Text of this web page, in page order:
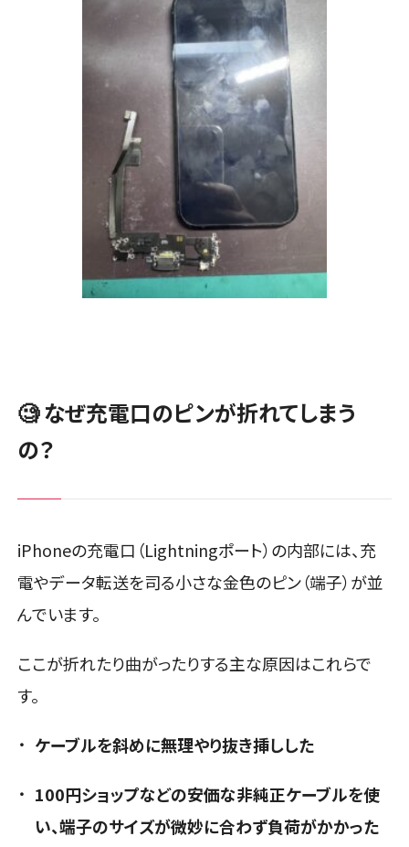
🧐 なぜ充電口のピンが折れてしまう
の？
iPhoneの充電口（Lightningポート）の内部には、充
電やデータ転送を司る小さな金色のピン（端子）が並
んでいます。
ここが折れたり曲がったりする主な原因はこれらで
す。
ケーブルを斜めに無理やり抜き挿しした
100円ショップなどの安価な非純正ケーブルを使
い、端子のサイズが微妙に合わず負荷がかかった